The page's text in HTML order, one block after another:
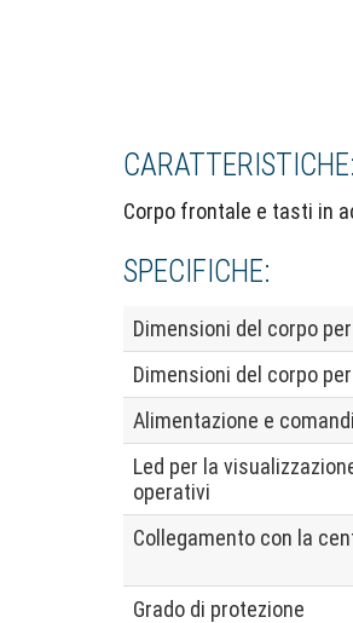
CARATTERISTICHE:
Corpo frontale e tasti in
SPECIFICHE:
Dimensioni del corpo
Dimensioni del corpo
Alimentazione e comandi
Led per la
operativi
Collegamento con la
Grado di protezione